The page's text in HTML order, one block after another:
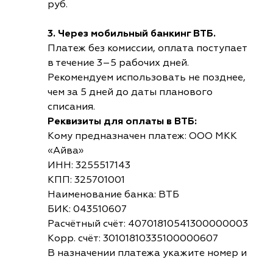
руб.
3. Через мобильный банкинг ВТБ.
Платеж без комиссии, оплата поступает
в течение 3–5 рабочих дней.
Рекомендуем использовать не позднее,
чем за 5 дней до даты планового
списания.
Реквизиты для оплаты в ВТБ:
Кому предназначен платеж: ООО МКК
«Айва»
ИНН: 3255517143
КПП: 325701001
Наименование банка: ВТБ
БИК: 043510607
Расчётный счёт: 40701810541300000003
Корр. счёт: 30101810335100000607
В назначении платежа укажите номер и